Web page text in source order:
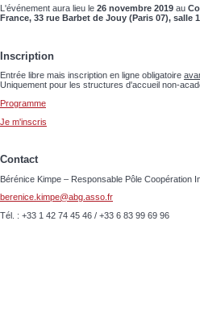
L'événement aura lieu le 26 novembre 2019 au
France, 33 rue Barbet de Jouy (Paris 07), salle
Inscription
Entrée libre mais inscription en ligne obligatoire
Uniquement pour les structures d'accueil non-
Programme
Je m'inscris
Contact
Bérénice Kimpe – Responsable Pôle Coopération
berenice.kimpe@abg.asso.fr
Tél. : +33 1 42 74 45 46 / +33 6 83 99 69 96